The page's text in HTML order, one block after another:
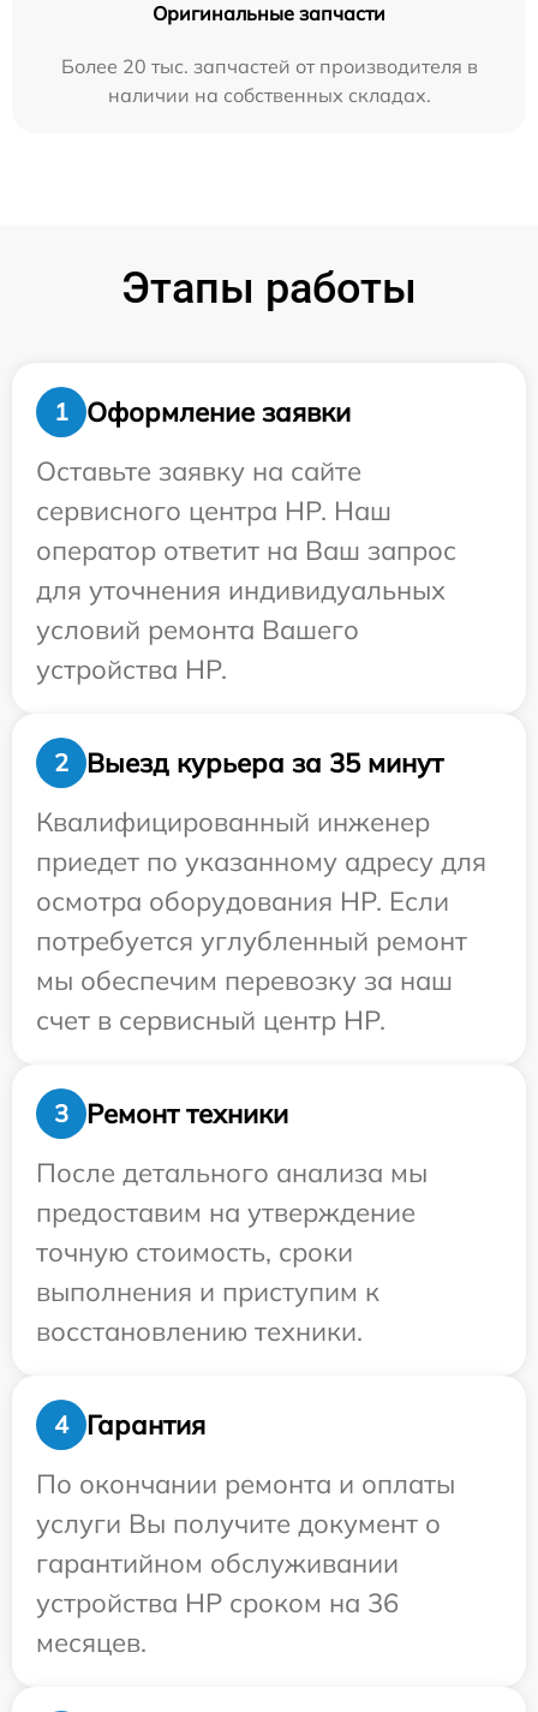
Оригинальные запчасти
Более 20 тыс. запчастей от производителя в
наличии на собственных складах.
Этапы работы
1
Оформление заявки
Оставьте заявку на сайте
сервисного центра HP. Наш
оператор ответит на Ваш запрос
для уточнения индивидуальных
условий ремонта Вашего
устройства HP.
2
Выезд курьера за 35 минут
Квалифицированный инженер
приедет по указанному адресу для
осмотра оборудования HP. Если
потребуется углубленный ремонт
мы обеспечим перевозку за наш
счет в сервисный центр HP.
3
Ремонт техники
После детального анализа мы
предоставим на утверждение
точную стоимость, сроки
выполнения и приступим к
восстановлению техники.
4
Гарантия
По окончании ремонта и оплаты
услуги Вы получите документ о
гарантийном обслуживании
устройства HP сроком на 36
месяцев.